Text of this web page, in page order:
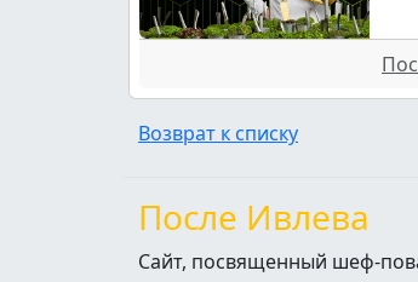
Возврат к списку
После Ивлева
Сайт, посвященный шеф-